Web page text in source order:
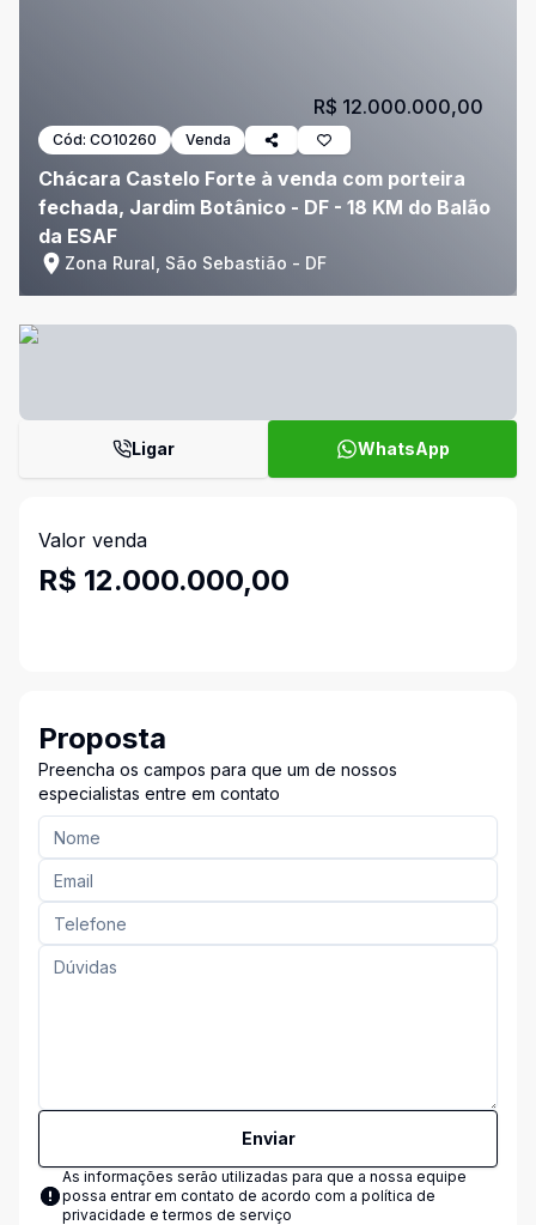
Cód: CO10260 Venda
Chácara Castelo Forte à venda com porteira
fechada, Jardim Botânico - DF - 18 KM do Balão
da ESAF
Zona Rural, São Sebastião - DF
R$ 12.000.000,00
Ligar WhatsApp
Valor venda
R$ 12.000.000,00
Proposta
Preencha os campos para que um de nossos
especialistas entre em contato
Enviar
As informações serão utilizadas para que a nossa equipe
possa entrar em contato de acordo com a política de
privacidade e termos de serviço